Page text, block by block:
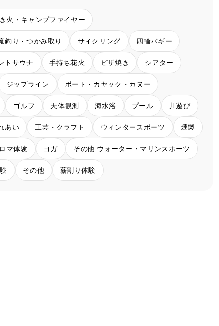
火・キャンプファイヤー
釣り・つかみ取り サイクリング 四輪バギー
トサウナ 手持ち花火 ピザ焼き シアター
ジップライン ボート・カヤック・カヌー
ゴルフ 天体観測 海水浴 プール 川遊び
あい 工芸・クラフト ウィンタースポーツ 燻製
マ体験 ヨガ その他 ウォーター・マリンスポーツ
その他 薪割り体験